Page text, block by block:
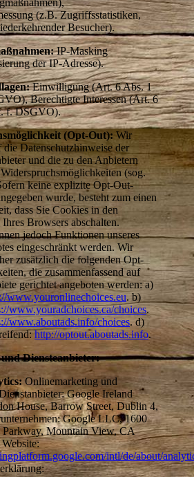
(z.B. Zugriffsstatistiken,
Besucher).
IP-Masking
der IP-Adresse).
Einwilligung (Art. 6 Abs. 1
Berechtigte Interessen (Art. 6
f. DSGVO).
(Opt-Out): Wir
die Datenschutzhinweise der
und die zu den Anbietern
(sog.
keine explizite Opt-Out-
wurde, besteht zum einen
dass Sie Cookies in den
Browsers abschalten.
jedoch Funktionen unseres
eingeschränkt werden. Wir
zusätzlich die folgenden Opt-
die zusammenfassend auf
gerichtet angeboten werden: a)
www.youronlinechoices.eu. b)
www.youradchoices.ca/choices.
www.aboutads.info/choices. d)
http://optout.aboutads.info.
Diensteanbieter:
Onlinemarketing und
Google Ireland
House, Barrow Street, Dublin 4,
Google LLC, 1600
Parkway, Mountain View, CA
intl/de/about/